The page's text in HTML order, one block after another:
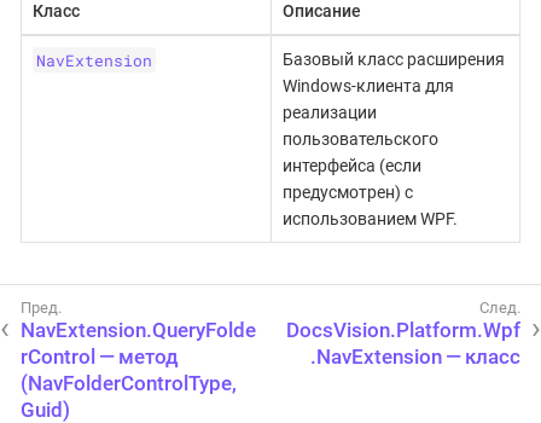
Класс Описание
NavExtension
Базовый класс расширения
Windows-клиента для
реализации
пользовательского
интерфейса (если
предусмотрен) с
использованием WPF.
NavExtension.QueryFolde
rControl — метод
(NavFolderControlType,
Guid)
DocsVision.Platform.Wpf
.NavExtension — класс